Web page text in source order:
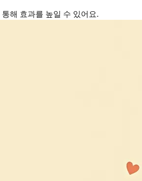
해 효과를 높일 수 있어요.